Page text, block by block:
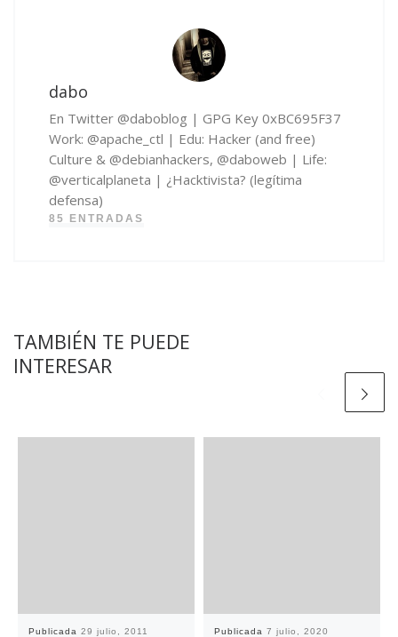
dabo
En Twitter @daboblog | GPG Key 0xBC695F37
Work: @apache_ctl | Edu: Hacker (and free)
Culture & @debianhackers, @daboweb | Life:
@verticalplaneta | ¿Hacktivista? (legítima
defensa)
85 ENTRADAS
TAMBIÉN TE PUEDE
INTERESAR
Publicada 29 julio, 2011 Publicada 7 julio, 2020